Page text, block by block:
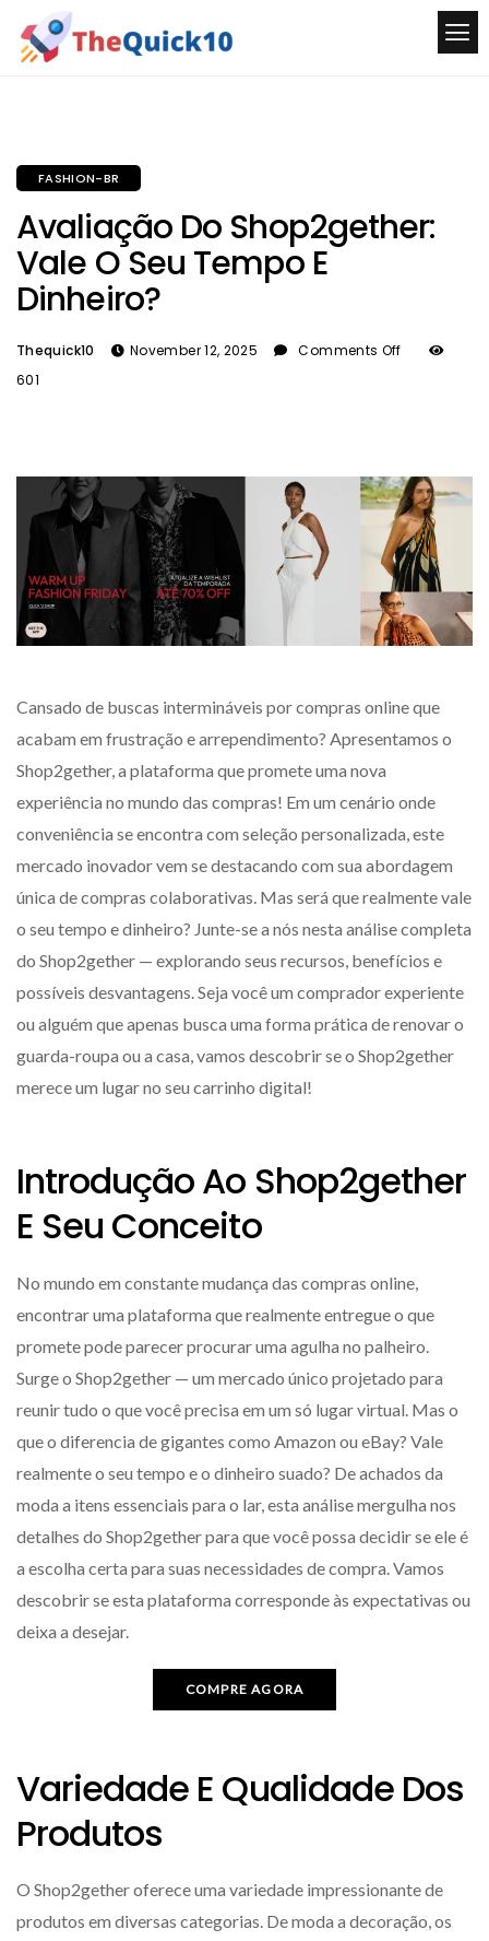
FASHION-BR
Avaliação Do Shop2gether:
Vale O Seu Tempo E
Dinheiro?
Thequick10 November 12, 2025
Comments Off
601
Cansado de buscas intermináveis por compras online que
acabam em frustração e arrependimento? Apresentamos o
Shop2gether, a plataforma que promete uma nova
experiência no mundo das compras! Em um cenário onde
conveniência se encontra com seleção personalizada, este
mercado inovador vem se destacando com sua abordagem
única de compras colaborativas. Mas será que realmente vale
o seu tempo e dinheiro? Junte-se a nós nesta análise completa
do Shop2gether — explorando seus recursos, benefícios e
possíveis desvantagens. Seja você um comprador experiente
ou alguém que apenas busca uma forma prática de renovar o
guarda-roupa ou a casa, vamos descobrir se o Shop2gether
merece um lugar no seu carrinho digital!
Introdução Ao Shop2gether
E Seu Conceito
No mundo em constante mudança das compras online,
encontrar uma plataforma que realmente entregue o que
promete pode parecer procurar uma agulha no palheiro.
Surge o Shop2gether — um mercado único projetado para
reunir tudo o que você precisa em um só lugar virtual. Mas o
que o diferencia de gigantes como Amazon ou eBay? Vale
realmente o seu tempo e o dinheiro suado? De achados da
moda a itens essenciais para o lar, esta análise mergulha nos
detalhes do Shop2gether para que você possa decidir se ele é
a escolha certa para suas necessidades de compra. Vamos
descobrir se esta plataforma corresponde às expectativas ou
deixa a desejar.
COMPRE AGORA
Variedade E Qualidade Dos
Produtos
O Shop2gether oferece uma variedade impressionante de
produtos em diversas categorias. De moda a decoração, os